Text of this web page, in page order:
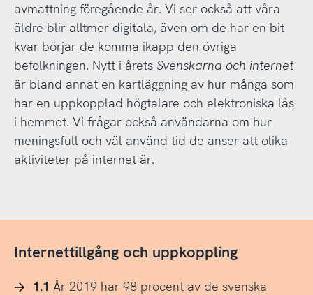
avmattning föregående år. Vi ser också att våra
äldre blir alltmer digitala, även om de har en bit
kvar börjar de komma ikapp den övriga
befolkningen. Nytt i årets Svenskarna och internet
är bland annat en kartläggning av hur många som
har en uppkopplad högtalare och elektroniska lås
i hemmet. Vi frågar också användarna om hur
meningsfull och väl använd tid de anser att olika
aktiviteter på internet är.
Internettillgång och uppkoppling
1.1 År 2019 har 98 procent av de svenska